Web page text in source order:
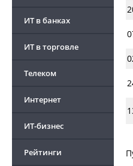
ИТ в банках
ИТ в торговле
Телеком
Интернет
ИТ-бизнес
Рейтинги